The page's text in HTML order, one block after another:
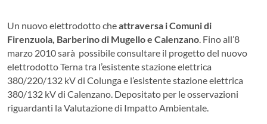
Un nuovo elettrodotto cheattraversa i Comuni di
Firenzuola, Barberino di Mugello e Calenzano. Fino all’8
marzo 2010 sarà possibile consultare il progetto del nuovo
elettrodotto Terna tra l’esistente stazione elettrica
380/220/132 kV di Colunga e l’esistente stazione elettrica
380/132 kV di Calenzano. Depositato per le osservazioni
riguardanti la Valutazione di Impatto Ambientale.